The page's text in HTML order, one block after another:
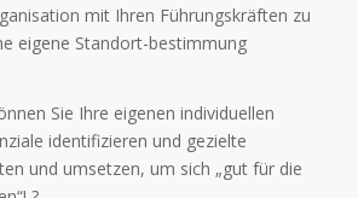
mit Ihren Führungskräften zu
eigene Standort-bestimmung
Sie Ihre eigenen individuellen
identifizieren und gezielte
und umsetzen, um sich „gut für die